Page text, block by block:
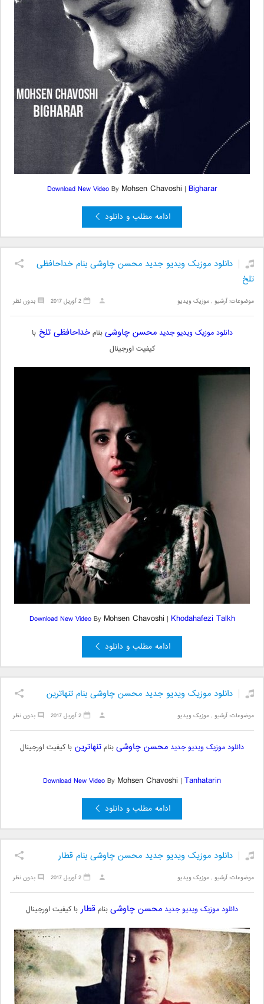
Download New VideoBy Mohsen Chavoshi | Bigharar
ادامه مطلب و دانلود
دانلود موزیک ویدیو جدید محسن چاوشی بنام خداحافظی
تلخ
موضوعات:آرشیو ,موزیک ویدیو بدون نظر 2 آوریل 2017
دانلود موزیک ویدیو جدید محسن چاوشیبنامخداحافظی تلخ با
کیفیت اورجینال
Download New VideoBy Mohsen Chavoshi | Khodahafezi Talkh
ادامه مطلب و دانلود
دانلود موزیک ویدیو جدید محسن چاوشی بنام تنهاترین
موضوعات:آرشیو ,موزیک ویدیو بدون نظر 2 آوریل 2017
دانلود موزیک ویدیو جدید محسن چاوشیبنامتنهاترین با کیفیت اورجینال
Download New VideoBy Mohsen Chavoshi | Tanhatarin
ادامه مطلب و دانلود
دانلود موزیک ویدیو جدید محسن چاوشی بنام قطار
موضوعات:آرشیو ,موزیک ویدیو بدون نظر 2 آوریل 2017
دانلود موزیک ویدیو جدید محسن چاوشیبنامقطاربا کیفیت اورجینال